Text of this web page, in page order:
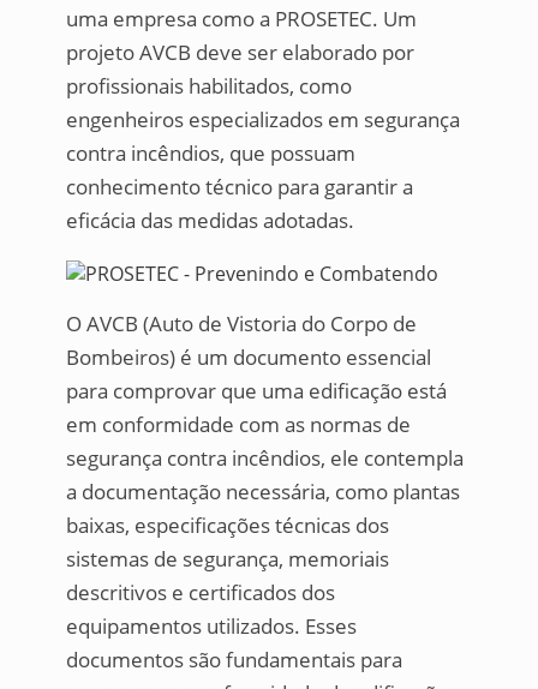
uma empresa como a PROSETEC. Um
projeto AVCB deve ser elaborado por
profissionais habilitados, como
engenheiros especializados em segurança
contra incêndios, que possuam
conhecimento técnico para garantir a
eficácia das medidas adotadas.
O AVCB (Auto de Vistoria do Corpo de
Bombeiros) é um documento essencial
para comprovar que uma edificação está
em conformidade com as normas de
segurança contra incêndios, ele contempla
a documentação necessária, como plantas
baixas, especificações técnicas dos
sistemas de segurança, memoriais
descritivos e certificados dos
equipamentos utilizados. Esses
documentos são fundamentais para